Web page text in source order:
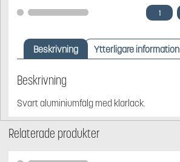
JANTE
ARRIERE
WHEEL
mängd
Beskrivning Ytterligare information
Beskrivning
Svart aluminiumfälg med klarlack.
Relaterade produkter